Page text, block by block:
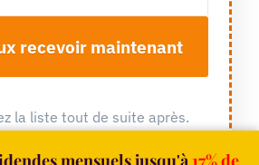
recevoir maintenant
la liste tout de suite après.
mensuels jusqu'à 17% de